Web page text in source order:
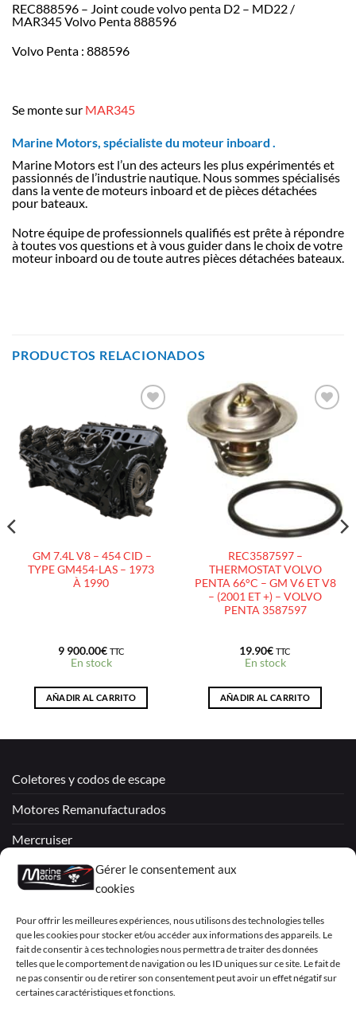
Gérer le consentement aux
cookies
Pour offrir les meilleures expériences, nous utilisons des technologies telles
que les cookies pour stocker et/ou accéder aux informations des appareils. Le
fait de consentir à ces technologies nous permettra de traiter des données
telles que le comportement de navigation ou les ID uniques sur ce site. Le fait de
ne pas consentir ou de retirer son consentement peut avoir un effet négatif sur
certaines caractéristiques et fonctions.
REC888596 – Joint coude volvo penta D2 – MD22 /
MAR345 Volvo Penta 888596
Volvo Penta : 888596
Se monte sur MAR345
Marine Motors, spécialiste du moteur inboard .
Marine Motors est l’un des acteurs les plus expérimentés et
passionnés de l’industrie nautique. Nous sommes spécialisés
dans la vente de moteurs inboard et de pièces détachées
pour bateaux.
Notre équipe de professionnels qualifiés est prête à répondre
à toutes vos questions et à vous guider dans le choix de votre
moteur inboard ou de toute autres pièces détachées bateaux.
PRODUCTOS RELACIONADOS
AJOUTER
À LA
LISTE
D’ENVIES
GM 7.4L V8 – 454 CID –
TYPE GM454-LAS – 1973
À 1990
9 900.00€ TTC
En stock
AÑADIR AL CARRITO
AJOUTER
REC3587597 –
THERMOSTAT VOLVO
PENTA 66°C – GM V6 ET V8
– (2001 ET +) – VOLVO
PENTA 3587597
19.90€ TTC
En stock
AÑADIR AL CARRITO
Coletores y codos de escape
Motores Remanufacturados
Mercruiser
VOLVO PENTA / OMC
My Account
Visa PayPal